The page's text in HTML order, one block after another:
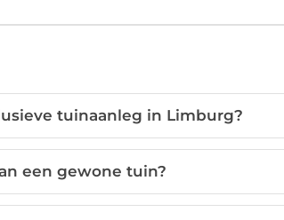
tuinaanleg in Limburg?
een gewone tuin?